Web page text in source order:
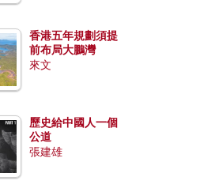
香港五年規劃須提
前布局大鵬灣
來文
歷史給中國人一個
公道
張建雄